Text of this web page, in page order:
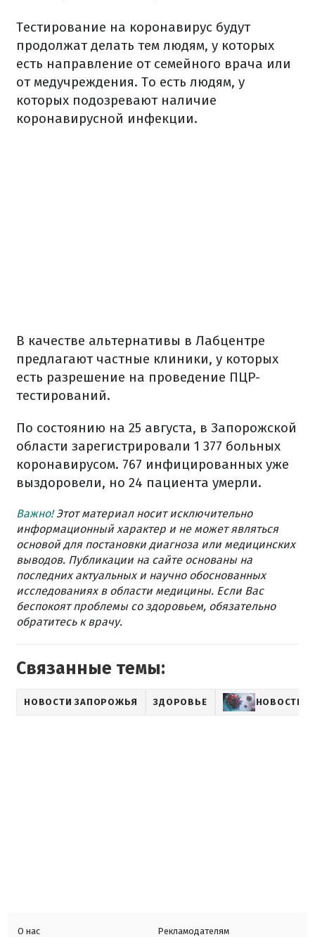
Тестирование на коронавирус будут
продолжат делать тем людям, у которых
есть направление от семейного врача или
от медучреждения. То есть людям, у
которых подозревают наличие
коронавирусной инфекции.
В качестве альтернативы в Лабцентре
предлагают частные клиники, у которых
есть разрешение на проведение ПЦР-
тестирований.
По состоянию на 25 августа, в Запорожской
области зарегистрировали 1 377 больных
коронавирусом. 767 инфицированных уже
выздоровели, но 24 пациента умерли.
Важно!Этот материал носит исключительно
информационный характер и не может являться
основой для постановки диагноза или медицинских
выводов. Публикации на сайте основаны на
последних актуальных и научно обоснованных
исследованиях в области медицины. Если Вас
беспокоят проблемы со здоровьем, обязательно
обратитесь к врачу.
Связанные темы:
НОВОСТИ ЗАПОРОЖЬЯ ЗДОРОВЬЕ НОВОСТИ
О нас
Рекламодателям